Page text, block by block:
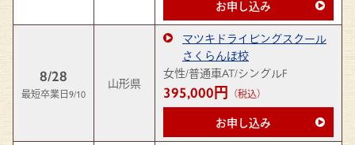
お申し込み
8/28
最短卒業日9/10
山形県
マツキドライビングスクール
さくらんぼ校
女性/普通車AT/シングルF
395,000円 （税込）
お申し込み